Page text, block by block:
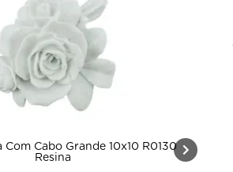
Com Cabo Grande 10x10 R0130
Resina